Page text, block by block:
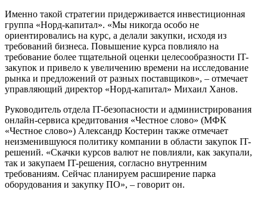
Именно такой стратегии придерживается инвестиционная
группа «Норд-капитал». «Мы никогда особо не
ориентировались на курс, а делали закупки, исходя из
требований бизнеса. Повышение курса повлияло на
требование более тщательной оценки целесообразности IT-
закупок и привело к увеличению времени на исследование
рынка и предложений от разных поставщиков», – отмечает
управляющий директор «Норд-капитал» Михаил Ханов.
Руководитель отдела IT-безопасности и администрирования
онлайн-сервиса кредитования «Честное слово» (МФК
«Честное слово») Александр Костерин также отмечает
неизменившуюся политику компании в области закупок IT-
решений. «Скачки курсов валют не повлияли, как закупали,
так и закупаем IT-решения, согласно внутренним
требованиям. Сейчас планируем расширение парка
оборудования и закупку ПО», – говорит он.